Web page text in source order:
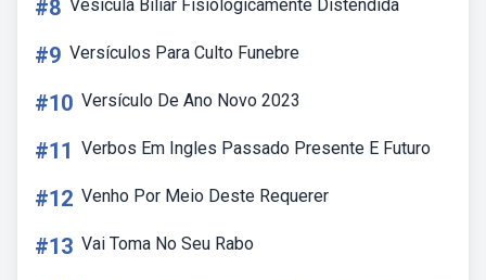
#8 Vesícula Biliar Fisiologicamente Distendida
#9 Versículos Para Culto Funebre
#10 Versículo De Ano Novo 2023
#11 Verbos Em Ingles Passado Presente E Futuro
#12 Venho Por Meio Deste Requerer
#13 Vai Toma No Seu Rabo